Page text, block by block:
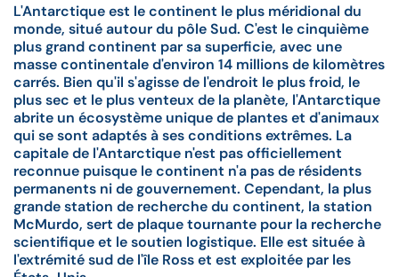
L'Antarctique est le continent le plus méridional du
monde, situé autour du pôle Sud. C'est le cinquième
plus grand continent par sa superficie, avec une
masse continentale d'environ 14 millions de kilomètres
carrés. Bien qu'il s'agisse de l'endroit le plus froid, le
plus sec et le plus venteux de la planète, l'Antarctique
abrite un écosystème unique de plantes et d'animaux
qui se sont adaptés à ses conditions extrêmes. La
capitale de l'Antarctique n'est pas officiellement
reconnue puisque le continent n'a pas de résidents
permanents ni de gouvernement. Cependant, la plus
grande station de recherche du continent, la station
McMurdo, sert de plaque tournante pour la recherche
scientifique et le soutien logistique. Elle est située à
l'extrémité sud de l'île Ross et est exploitée par les